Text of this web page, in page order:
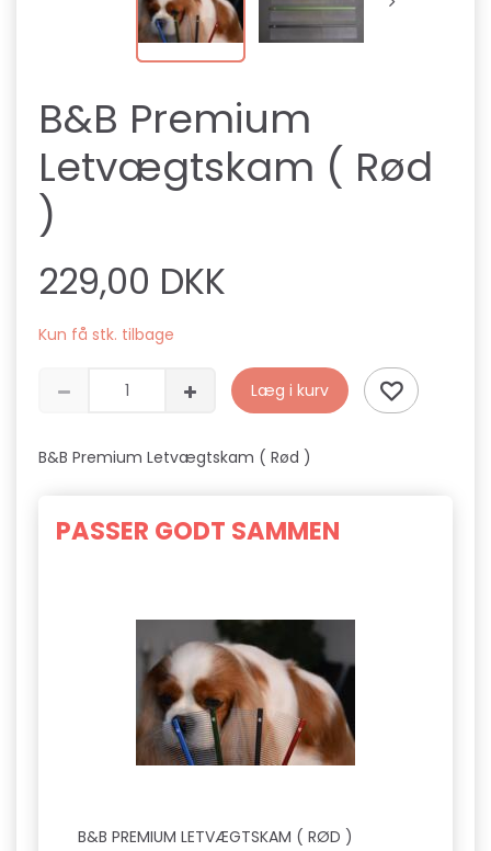
B&B Premium
Letvægtskam ( Rød
)
229,00 DKK
Kun få stk. tilbage
Læg i kurv
B&B Premium Letvægtskam ( Rød )
PASSER GODT SAMMEN
B&B PREMIUM LETVÆGTSKAM ( RØD )